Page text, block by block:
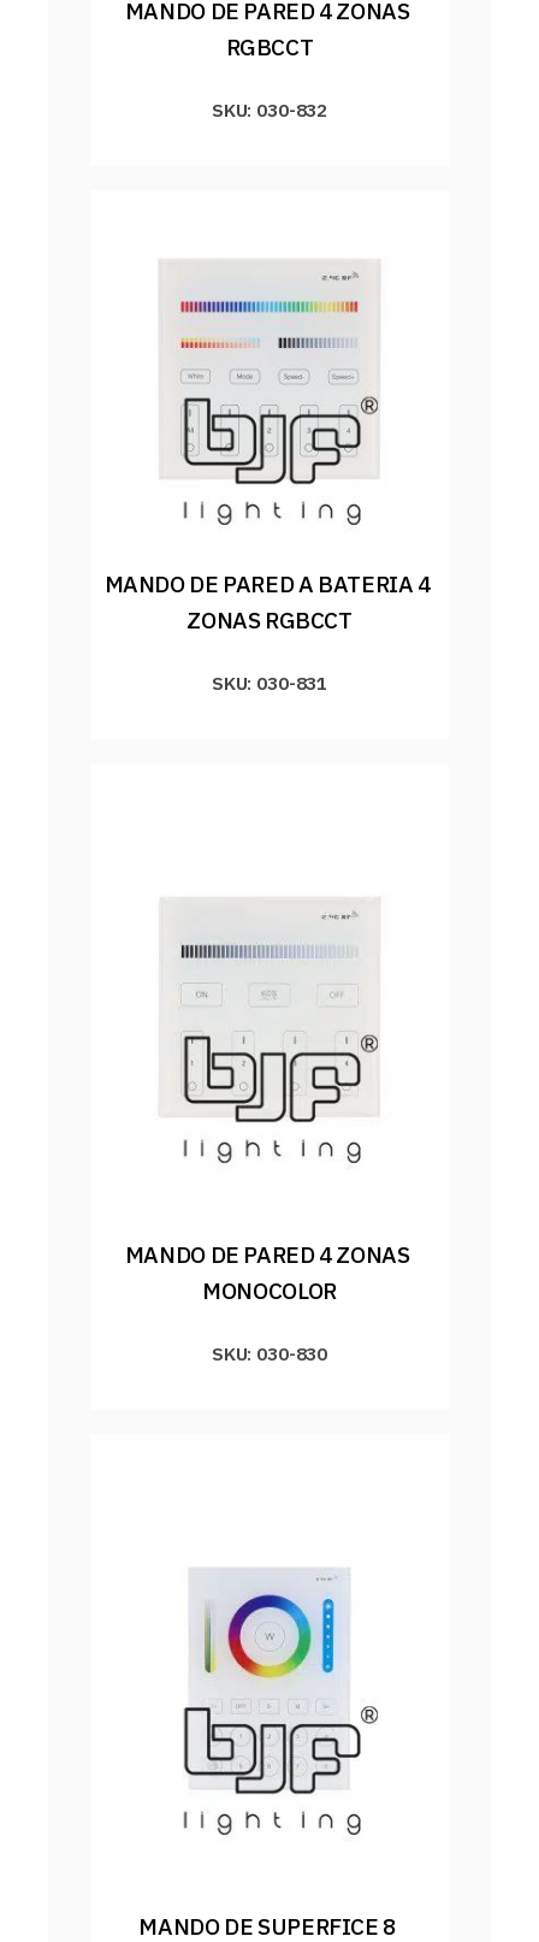
MANDO DE PARED 4 ZONAS
RGBCCT
SKU: 030-832
MANDO DE PARED A BATERIA 4
ZONAS RGBCCT
SKU: 030-831
MANDO DE PARED 4 ZONAS
MONOCOLOR
SKU: 030-830
MANDO DE SUPERFICE 8